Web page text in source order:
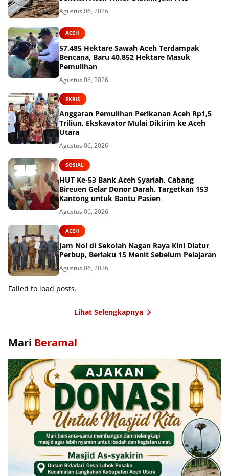
Agustus 06, 2026
ACEH
57.485 Hektare Sawah Aceh Terdampak
Bencana, Baru 40.852 Hektare Masuk
Pemulihan
Agustus 06, 2026
EKBIS
Anggaran Pemulihan Perikanan Aceh Rp1,5
Triliun, Ekskavator Mulai Dikirim ke Aceh
Utara
Agustus 06, 2026
SOSIAL
HUT Ke-53 Bank Aceh Syariah, Cabang
Bireuen Gelar Donor Darah, Targetkan 153
Kantong untuk Bantu Pasien
Agustus 06, 2026
ACEH
Jam Nol di Sekolah Nagan Raya Kini Diatur
Perbup, Berlaku 15 Menit Sebelum Pelajaran
Agustus 06, 2026
Failed to load posts.
Lihat Selengkapnya
Mari Beramal